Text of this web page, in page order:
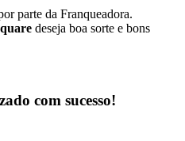
parte da Franqueadora.
deseja boa sorte e bons
com sucesso!